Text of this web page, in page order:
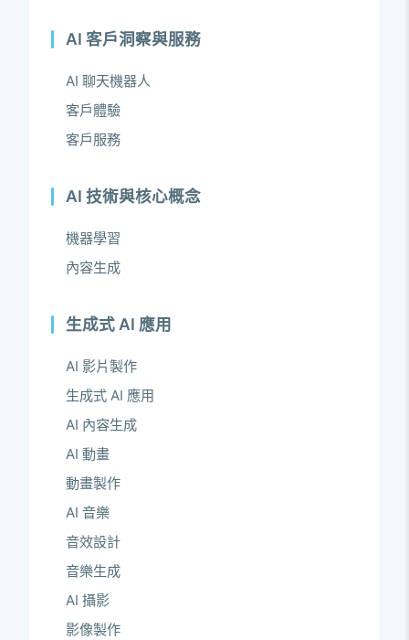
AI 客戶洞察與服務
AI 聊天機器人
客戶體驗
客戶服務
AI 技術與核心概念
機器學習
內容生成
生成式 AI 應用
AI 影片製作
生成式 AI 應用
AI 內容生成
AI 動畫
動畫製作
AI 音樂
音效設計
音樂生成
AI 攝影
影像製作